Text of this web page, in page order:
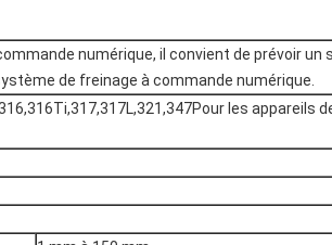
numérique, il convient de prévoir un
de freinage à commande numérique.
les appareils